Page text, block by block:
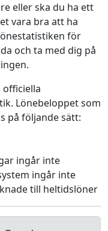
eller ska du ha ett
vara bra att ha
för
och ta med dig på
officiella
Lönebeloppet som
på följande sätt:
ingår inte
ingår inte
till heltidslöner